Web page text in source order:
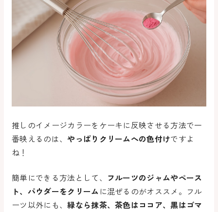
推しのイメージカラーをケーキに反映させる方法で一
番映えるのは、やっぱりクリームへの色付けですよ
ね！
簡単にできる方法として、 フルーツのジャムやペース
ト、パウダーをクリーム に混ぜるのがオススメ。フル
ーツ以外にも、緑なら抹茶、茶色はココア、黒はゴマ